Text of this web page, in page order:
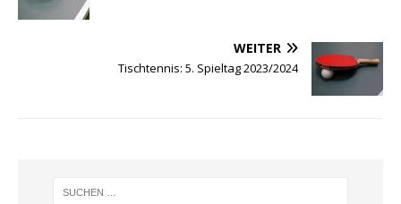
WEITER
Tischtennis: 5. Spieltag 2023/2024